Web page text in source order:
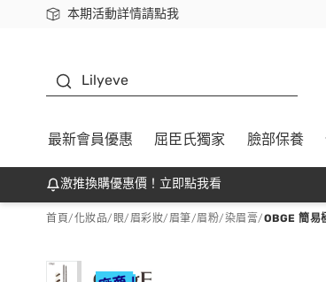
本期活動詳情請點我
下載app最高回饋$350
Lilyeve
最新會員優惠 屈臣氏獨家 臉部保養
激推換購優惠價！立即點我看
首頁/化妝品/ 眼/眉彩妝/眉筆/眉粉/染眉膏/OBGE 簡易